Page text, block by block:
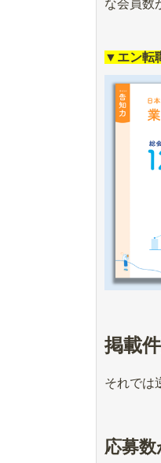
な会員数
▼エン転
掲載
それでは
応募